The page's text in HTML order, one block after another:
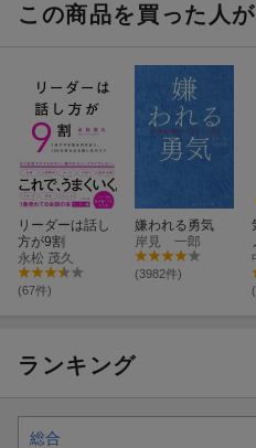
この商品を買った人
リーダーは話し
方が9割
永松 茂久
(67件)
嫌われる勇気
岸見 一郎
(3982件)
ランキング
総合